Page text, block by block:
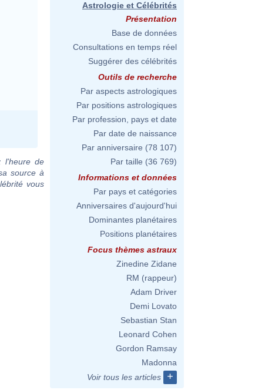
l'heure de
source à
vous
Astrologie et Célébrités
Présentation
Base de données
Consultations en temps réel
Suggérer des célébrités
Outils de recherche
Par aspects astrologiques
Par positions astrologiques
Par profession, pays et date
Par date de naissance
Par anniversaire (78 107)
Par taille (36 769)
Informations et données
Par pays et catégories
Anniversaires d'aujourd'hui
Dominantes planétaires
Positions planétaires
Focus thèmes astraux
Zinedine Zidane
RM (rappeur)
Adam Driver
Demi Lovato
Sebastian Stan
Leonard Cohen
Gordon Ramsay
Madonna
Voir tous les articles
+